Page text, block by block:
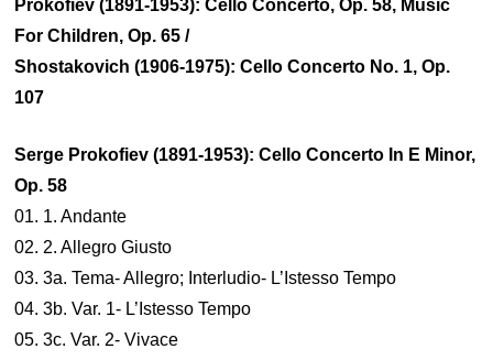
Prokofiev (1891-1953): Cello Concerto, Op. 58, Music
For Children, Op. 65 /
Shostakovich (1906-1975): Cello Concerto No. 1, Op.
107
Serge Prokofiev (1891-1953): Cello Concerto In E Minor,
Op. 58
01. 1. Andante
02. 2. Allegro Giusto
03. 3a. Tema- Allegro; Interludio- L’Istesso Tempo
04. 3b. Var. 1- L’Istesso Tempo
05. 3c. Var. 2- Vivace